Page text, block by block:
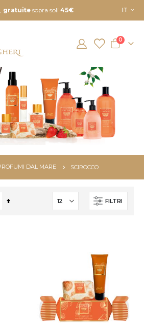
gratuite sopra soli 45€ Lingua
IT
Cart
0
DAL MARE SCIROCCO
FILTRI
Imposta